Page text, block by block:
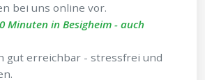
bei uns online vor.
Minuten in Besigheim - auch
gut erreichbar - stressfrei und